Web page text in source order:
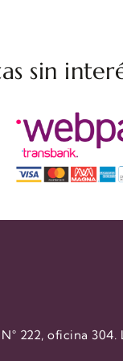
sin
222, oficina 304.